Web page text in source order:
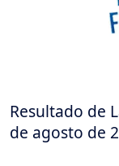
Resultado de
de agosto de